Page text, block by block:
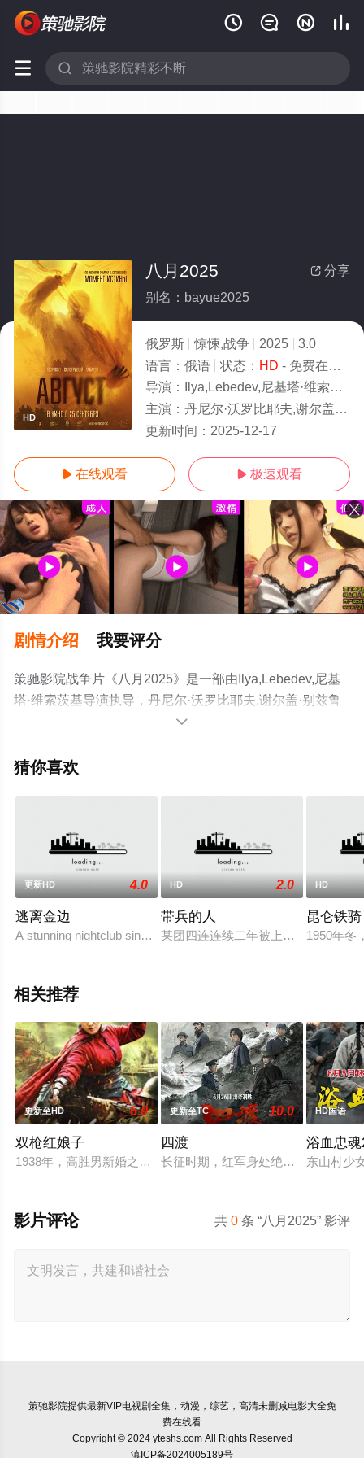
   
 
HD
 分享
八月2025
别名：bayue2025
俄罗斯 惊悚,战争 2025
3.0
语言： 俄语 状态： HD - 免费在线观看
导演：
Ilya,Lebedev,尼基塔·维索茨基
主演： 丹尼尔·沃罗比耶夫,谢尔盖·别兹鲁科夫,Mikhail,Gavrilov,Eldar,Kalimulin,尼基塔·科洛格
更新时间： 2025-12-17
 在线观看  极速观看
剧情介绍 我要评分
策驰影院战争片《八月2025》是一部由Ilya,Lebedev,尼基
塔·维索茨基导演执导，丹尼尔·沃罗比耶夫,谢尔盖·别兹鲁
科夫,Mikhail,Gavrilov,Eldar,Kalimulin,尼基塔·科洛格利维,
斯电影，手机免费观看高清无删减完整版电影大全就上策
。

猜你喜欢
更新HD 4.0
逃离金边
A stunning nightclub singer engages in a ba
HD 2.0
带兵的人
某团四连连续二年被上级评为四好连
HD
昆仑铁骑
1950年冬
相关推荐
更新至HD 6.0
双枪红娘子
1938年，高胜男新婚之日，丈夫被日军残害，父辈亦遭屠戮。
更新至TC 10.0
四渡
长征时期，红军身处绝境。四渡赤水
HD国语
浴血忠魂
东山村少
共0 条 “八月2025” 影评
影片评论
策驰影院提供最新VIP电视剧全集，动漫，综艺，高清未删减电影大全免
费在线看
Copyright © 2024 yteshs.com All Rights Reserved
滇ICP备2024005189号